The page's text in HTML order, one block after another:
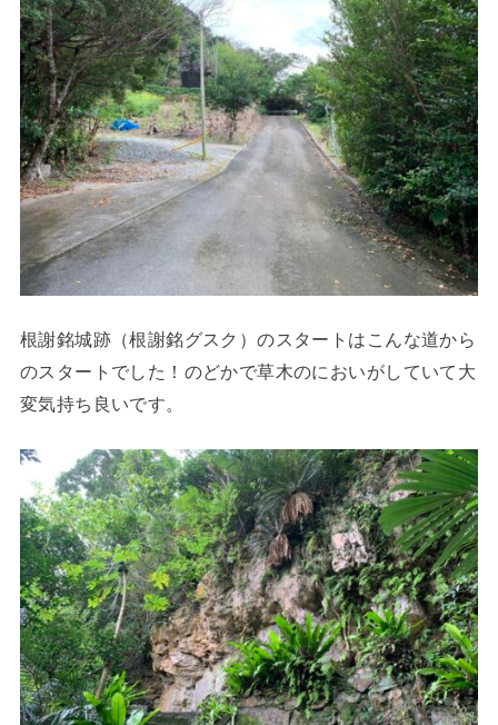
根謝銘城跡（根謝銘グスク）のスタートはこんな道から
のスタートでした！のどかで草木のにおいがしていて大
変気持ち良いです。